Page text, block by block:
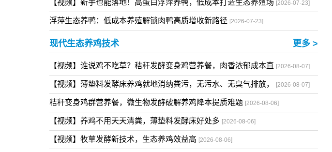
【视频】肉鸭养殖成本高利润薄？种植高蛋白、高淀粉浮萍养鸭新[2026-07-24]
【视频】新手也能落地！高蛋白浮萍养鸭，低成本打造生态养殖场[2026-07-23]
浮萍生态养鸭：低成本养殖解锁肉鸭高质增收新路径
现代生态养鸡技术 更多 >
【视频】谁说鸡不吃草？秸秆发酵变身鸡营养餐，肉香浓郁成本直[2026-08-07]
【视频】薄垫料发酵床养鸡就地消纳粪污，无污水、无臭气排放，[2026-08-07]
秸秆变身鸡群营养餐，微生物发酵破解养鸡降本提质难题[2026-08-06]
【视频】养鸡不用天天清粪，薄垫料发酵床好处多[2026-08-06]